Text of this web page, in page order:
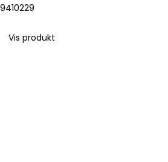
9410229
Vis produkt